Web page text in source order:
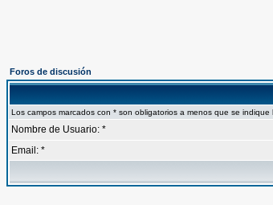
Foros de discusión
Los campos marcados con * son obligatorios a menos que se indique
Nombre de Usuario: *
Email: *